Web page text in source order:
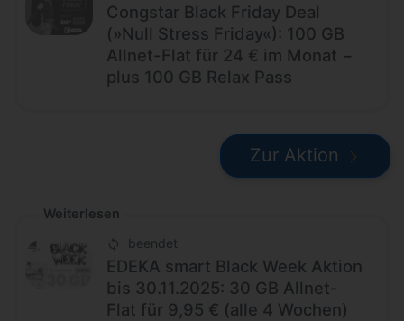
Congstar Black Friday Deal
(»Null Stress Friday«): 100 GB
Allnet-Flat für 24 € im Monat −
plus 100 GB Relax Pass
Zur Aktion
Weiterlesen
beendet
EDEKA smart Black Week Aktion
bis 30.11.2025: 30 GB Allnet-
Flat für 9,95 € (alle 4 Wochen)